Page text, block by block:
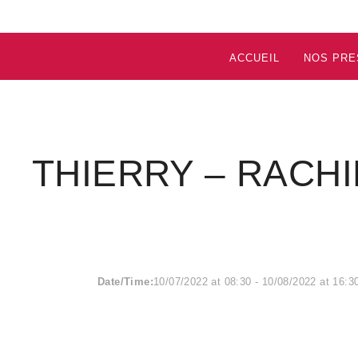
ACCUEIL NOS
THIERRY –
Date/Time:10/07/2022 at 08:30 - 10/08/2022 at